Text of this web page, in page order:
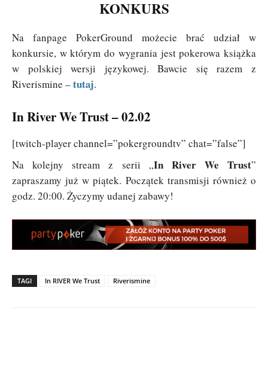
KONKURS
Na fanpage PokerGround możecie brać udział w
konkursie, w którym do wygrania jest pokerowa książka
w polskiej wersji językowej. Bawcie się razem z
Riverismine –tutaj.
In River We Trust – 02.02
[twitch-player channel=”pokergroundtv” chat=”false”]
Na kolejny stream z serii „In River We Trust”
zapraszamy już w piątek. Początek transmisji również o
godz. 20:00. Życzymy udanej zabawy!
TAGI In RIVER We Trust Riverismine